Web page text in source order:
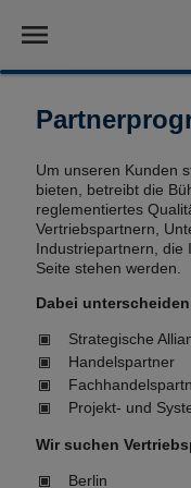
menu
Um unseren Kunden
bieten, betreibt die
reglementiertes
Vertriebspartnern,
Industriepartnern, die
Seite stehen werden.
Dabei
Strategische
Handelspartner
Projekt- und
Wir suchen
Berlin